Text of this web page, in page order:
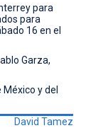
para
para
16 en el
Garza,
y del
David Tamez